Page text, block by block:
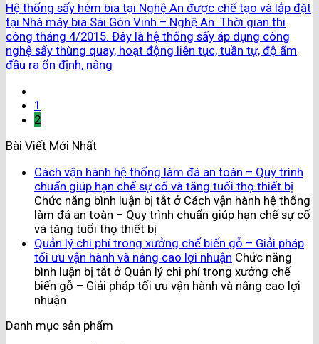
Hệ thống sấy hèm bia tại Nghệ An được chế tạo và lắp đặt
tại Nhà máy bia Sài Gòn Vinh – Nghệ An. Thời gian thi
công tháng 4/2015. Đây là hệ thống sấy áp dụng công
nghệ sấy thùng quay, hoạt động liên tục, tuần tự, độ ẩm
đầu ra ổn định, nâng
1
2
Bài Viết Mới Nhất
Cách vận hành hệ thống làm đá an toàn – Quy trình
chuẩn giúp hạn chế sự cố và tăng tuổi thọ thiết bị
Chức năng bình luận bị tắt ở Cách vận hành hệ thống
làm đá an toàn – Quy trình chuẩn giúp hạn chế sự cố
và tăng tuổi thọ thiết bị
Quản lý chi phí trong xưởng chế biến gỗ – Giải pháp
tối ưu vận hành và nâng cao lợi nhuận Chức năng
bình luận bị tắt ở Quản lý chi phí trong xưởng chế
biến gỗ – Giải pháp tối ưu vận hành và nâng cao lợi
nhuận
Danh mục sản phẩm